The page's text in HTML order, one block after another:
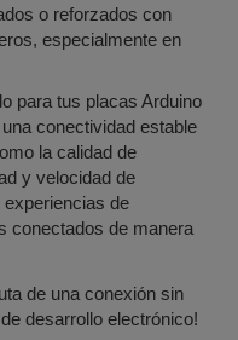
o reforzados con
especialmente en
para tus placas Arduino
conectividad estable
la calidad de
y velocidad de
de
conectados de manera
de una conexión sin
desarrollo electrónico!